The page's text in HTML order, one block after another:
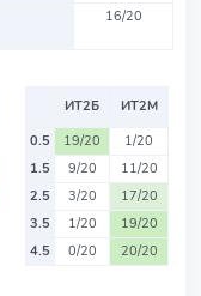
16/20
ИТ2Б
ИТ2М
0.5
19/20
1/20
1.5
9/20
11/20
2.5
3/20
17/20
3.5
1/20
19/20
4.5
0/20 20/20